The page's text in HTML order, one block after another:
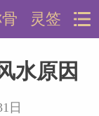
灵签
水原因
日